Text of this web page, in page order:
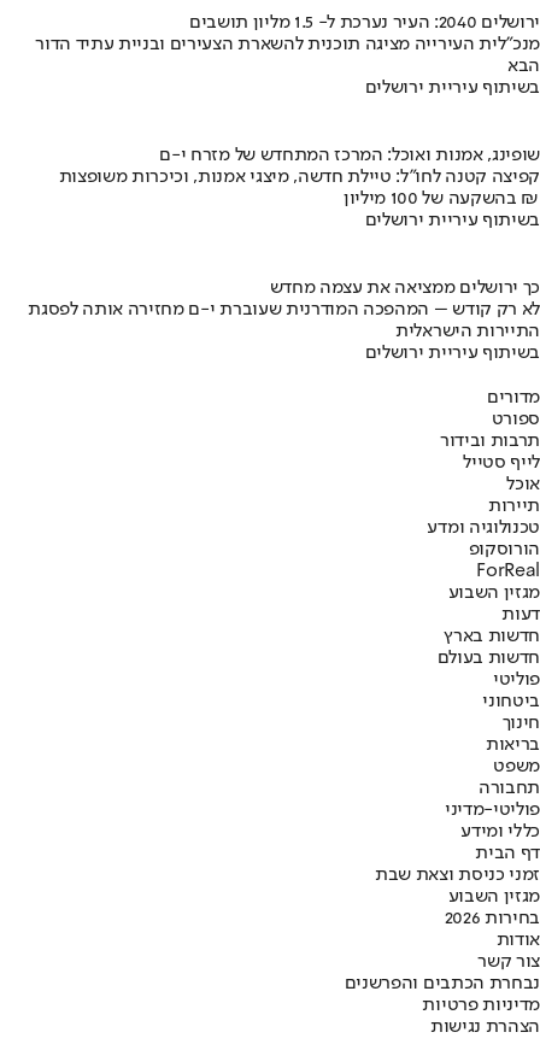
ירושלים 2040: העיר נערכת ל- 1.5 מליון תושבים
מנכ"לית העירייה מציגה תוכנית להשארת הצעירים ובניית עתיד הדור
הבא
בשיתוף עיריית ירושלים
שופינג, אמנות ואוכל: המרכז המתחדש של מזרח י-ם
קפיצה קטנה לחו"ל: טיילת חדשה, מיצגי אמנות, וכיכרות משופצות
בהשקעה של 100 מיליון ₪
בשיתוף עיריית ירושלים
כך ירושלים ממציאה את עצמה מחדש
לא רק קודש – המהפכה המודרנית שעוברת י-ם מחזירה אותה לפסגת
התיירות הישראלית
בשיתוף עיריית ירושלים
מדורים
ספורט
תרבות ובידור
לייף סטייל
אוכל
תיירות
טכנולוגיה ומדע
הורוסקופ
ForReal
מגזין השבוע
דעות
חדשות בארץ
חדשות בעולם
פוליטי
ביטחוני
חינוך
בריאות
משפט
תחבורה
פוליטי-מדיני
כללי ומידע
דף הבית
זמני כניסת וצאת שבת
מגזין השבוע
בחירות 2026
אודות
צור קשר
נבחרת הכתבים והפרשנים
מדיניות פרטיות
הצהרת נגישות